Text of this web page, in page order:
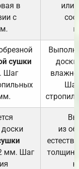
в
с
или
сушки
Шаг
доски
мм. Шаг
из